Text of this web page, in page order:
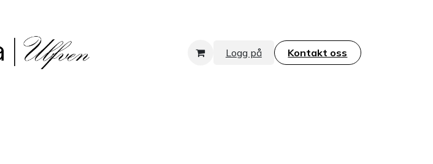
Logg på Kontakt oss​​​​​​​